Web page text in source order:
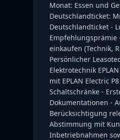
Monat: Essen und
Deutschlandticket:
Deutschlandticket -
einkaufen (Technik,
Persönlicher
Elektrotechnik
mit EPLAN Electric
Schaltschränke -
Dokumentationen -
Berücksichtigung
Abstimmung mit
Inbetriebnahmen